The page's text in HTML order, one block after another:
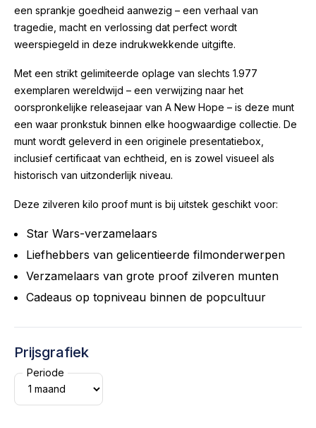
een sprankje goedheid aanwezig – een verhaal van
tragedie, macht en verlossing dat perfect wordt
weerspiegeld in deze indrukwekkende uitgifte.
Met een strikt gelimiteerde oplage van slechts 1.977
exemplaren wereldwijd – een verwijzing naar het
oorspronkelijke releasejaar van A New Hope – is deze munt
een waar pronkstuk binnen elke hoogwaardige collectie. De
munt wordt geleverd in een originele presentatiebox,
inclusief certificaat van echtheid, en is zowel visueel als
historisch van uitzonderlijk niveau.
Deze zilveren kilo proof munt is bij uitstek geschikt voor:
Star Wars-verzamelaars
Liefhebbers van gelicentieerde filmonderwerpen
Verzamelaars van grote proof zilveren munten
Cadeaus op topniveau binnen de popcultuur
Prijsgrafiek
Periode